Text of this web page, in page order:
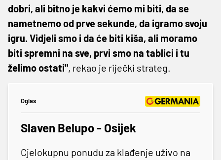
dobri, ali bitno je kakvi ćemo mi biti, da se
nametnemo od prve sekunde, da igramo svoju
igru. Vidjeli smo i da će biti kiša, ali moramo
biti spremni na sve, prvi smo na tablici i tu
želimo ostati", rekao je riječki strateg.
Oglas
Slaven Belupo - Osijek
Cjelokupnu ponudu za klađenje uživo na